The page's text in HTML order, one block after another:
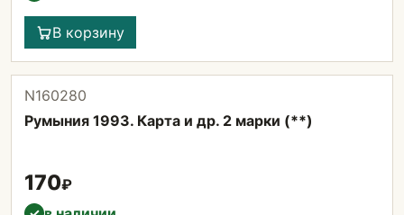
В корзину
N160280
Румыния 1993. Карта и др. 2 марки (**)
170₽